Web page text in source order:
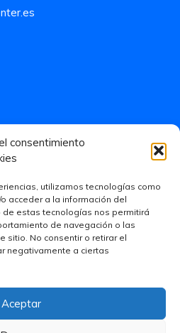
consentimiento
utilizamos tecnologías como
acceder a la información del
de estas tecnologías nos permitirá
de navegación o las
sitio. No consentir o retirar el
negativamente a ciertas
Aceptar
·Política de Cookies